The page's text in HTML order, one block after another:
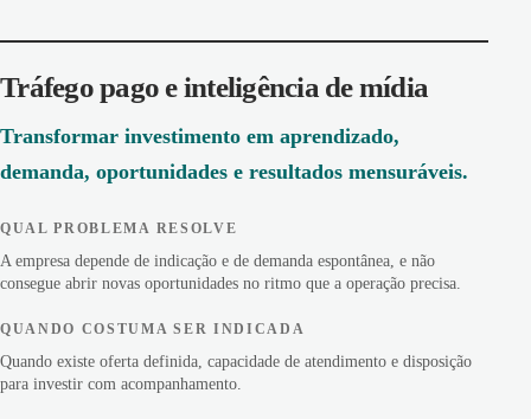
Tráfego pago e inteligência de mídia
Transformar investimento em aprendizado,
demanda, oportunidades e resultados mensuráveis.
QUAL PROBLEMA RESOLVE
A empresa depende de indicação e de demanda espontânea, e não
consegue abrir novas oportunidades no ritmo que a operação precisa.
QUANDO COSTUMA SER INDICADA
Quando existe oferta definida, capacidade de atendimento e disposição
para investir com acompanhamento.